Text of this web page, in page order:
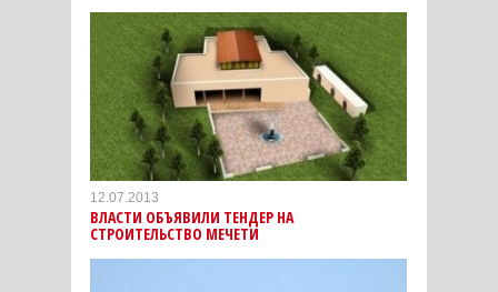
12.07.2013
ВЛАСТИ ОБЪЯВИЛИ ТЕНДЕР НА
СТРОИТЕЛЬСТВО МЕЧЕТИ